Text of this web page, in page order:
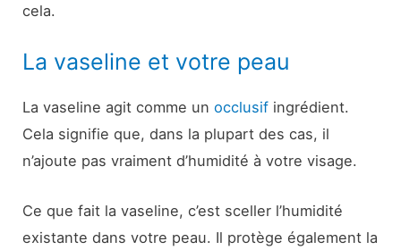
cela.
La vaseline et votre peau
La vaseline agit comme unocclusif ingrédient.
Cela signifie que, dans la plupart des cas, il
n’ajoute pas vraiment d’humidité à votre visage.
Ce que fait la vaseline, c’est sceller l’humidité
existante dans votre peau. Il protège également la